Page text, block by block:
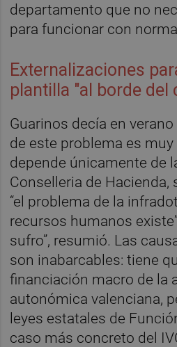
departamento que no
para funcionar con
Externalizaciones
plantilla "al borde del
Guarinos decía en
de este problema es
depende únicamente de
Conselleria de
“el problema de la
recursos humanos
sufro”, resumió. Las
son inabarcables: tiene
financiación macro de la
autonómica valenciana,
leyes estatales de
caso más concreto del